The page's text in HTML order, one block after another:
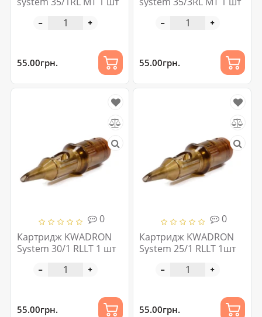
55.00грн. 55.00грн.
0
Картридж KWADRON
System 30/1 RLLT 1 шт
55.00грн.
0
Картридж KWADRON
System 25/1 RLLT 1шт
55.00грн.